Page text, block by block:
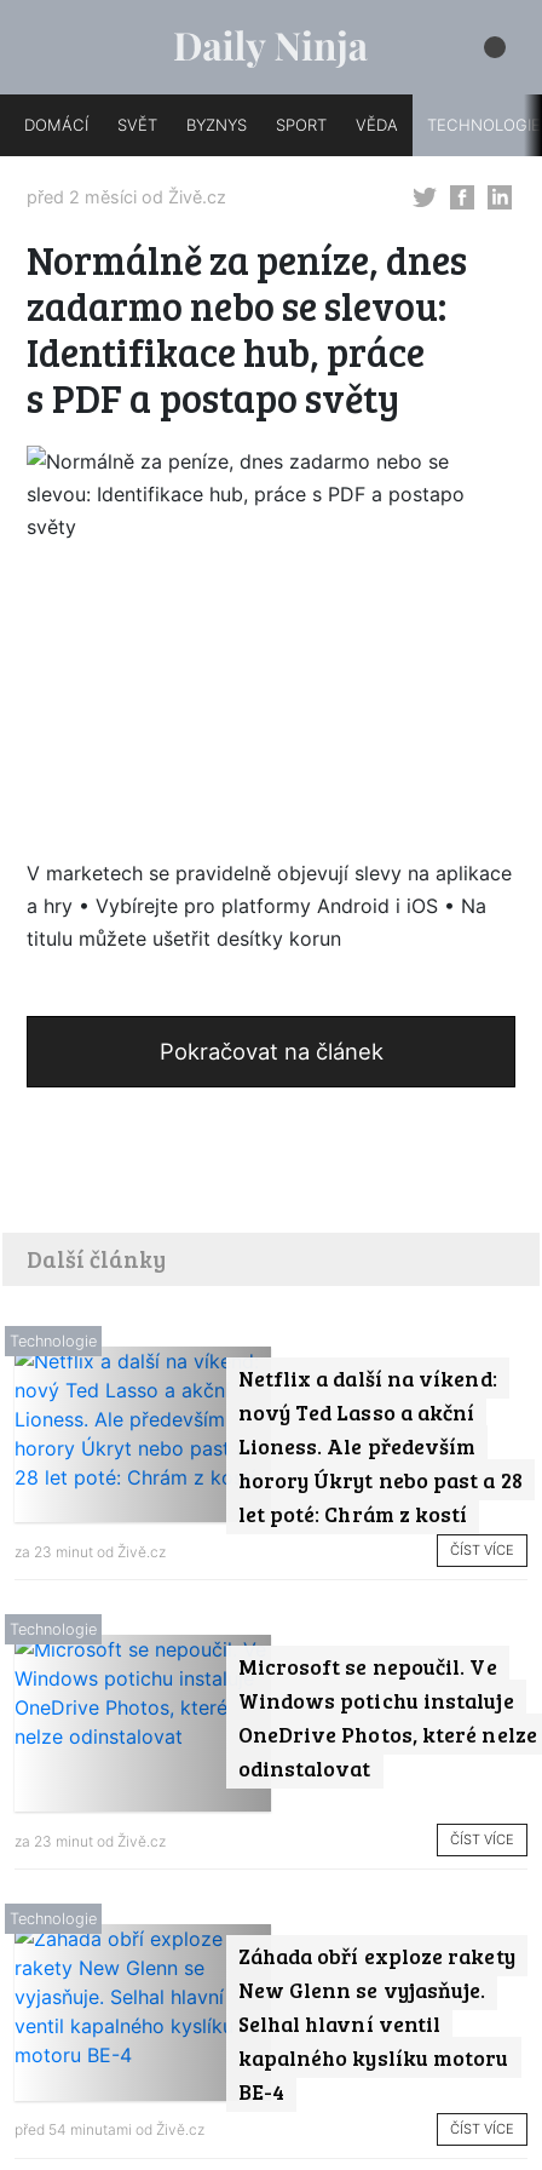
DOMÁCÍ SVĚT BYZNYS SPORT VĚDA TECHNOLOGIE
před 2 měsíci od Živě.cz
Normálně za peníze, dnes
zadarmo nebo se slevou:
Identifikace hub, práce
s PDF a postapo světy
V marketech se pravidelně objevují slevy na aplikace
a hry • Vybírejte pro platformy Android i iOS • Na
titulu můžete ušetřit desítky korun
Pokračovat na článek
Další články
Netflix a další na víkend:
nový Ted Lasso a akční
Lioness. Ale především
horory Úkryt nebo past a 28
let poté: Chrám z kostí
Technologie
za 23 minut od Živě.cz ČÍST VÍCE
Microsoft se nepoučil. Ve
Windows potichu instaluje
OneDrive Photos, které nelze
odinstalovat
Technologie
za 23 minut od Živě.cz ČÍST VÍCE
Záhada obří exploze rakety
New Glenn se vyjasňuje.
Selhal hlavní ventil
kapalného kyslíku motoru
BE-4
Technologie
před 54 minutami od Živě.cz ČÍST VÍCE